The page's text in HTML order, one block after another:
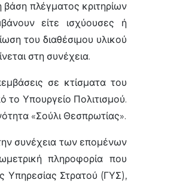
πλέγματος κριτηρίων
είτε ισχύουσες ή
του διαθέσιμου υλικού
στη συνέχεια.
σε κτίσματα του
το Υπουργείο Πολιτισμού.
«Σούλι Θεσπρωτίας».
συνέχεια των επομένων
πληροφορία που
Υπηρεσίας Στρατού (ΓΥΣ),